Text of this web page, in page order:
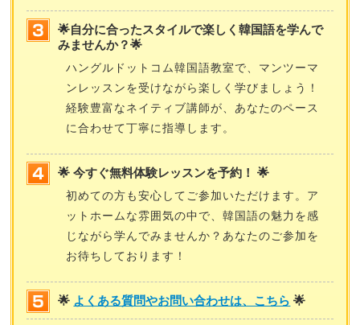
🌟自分に合ったスタイルで楽しく韓国語を学んで
みませんか？🌟
ハングルドットコム韓国語教室で、マンツーマ
ンレッスンを受けながら楽しく学びましょう！
経験豊富なネイティブ講師が、あなたのペース
に合わせて丁寧に指導します。
🌟 今すぐ無料体験レッスンを予約！ 🌟
初めての方も安心してご参加いただけます。ア
ットホームな雰囲気の中で、韓国語の魅力を感
じながら学んでみませんか？あなたのご参加を
お待ちしております！
🌟 よくある質問やお問い合わせは、こちら 🌟